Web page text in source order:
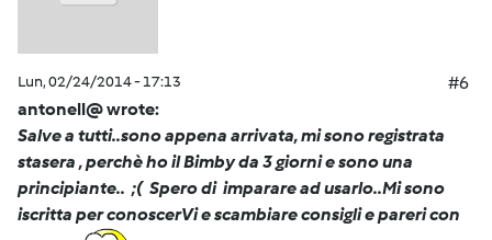
Lun, 02/24/2014 - 17:13
#6
antonell@ wrote:
Salve a tutti..sono appena arrivata, mi sono registrata
stasera , perchè ho il Bimby da 3 giorni e sono una
principiante.. ;( Spero di imparare ad usarlo..Mi sono
iscritta per conoscerVi e scambiare consigli e pareri con